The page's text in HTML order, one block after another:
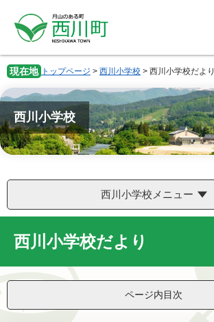
先
頭
で
を
飛
ば
て
本
文
現在地 トップページ > 西川小学校 > 西川小学校だより
西川小学校
西川小学校メニュー
西川小学校だより
ページ内目次